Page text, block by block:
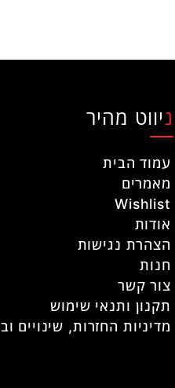
ניווט מהיר
עמוד הבית
מאמרים
Wishlist
אודות
הצהרת נגישות
חנות
צור קשר
תקנון ותנאי שימוש
מדיניות החזרות, שינויים